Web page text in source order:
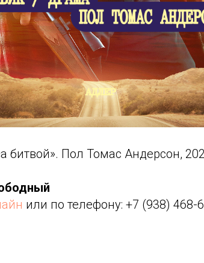
битвой». Пол Томас Андерсон,
или по телефону: +7 (938) 468-